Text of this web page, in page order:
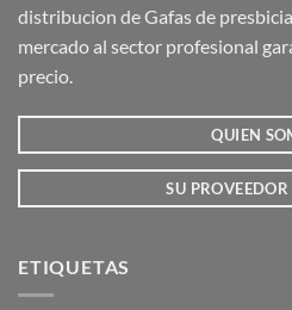
distribucion de Gafas de
mercado al sector profesional
precio.
QUIEN
SU PROVEEDOR
ETIQUETAS